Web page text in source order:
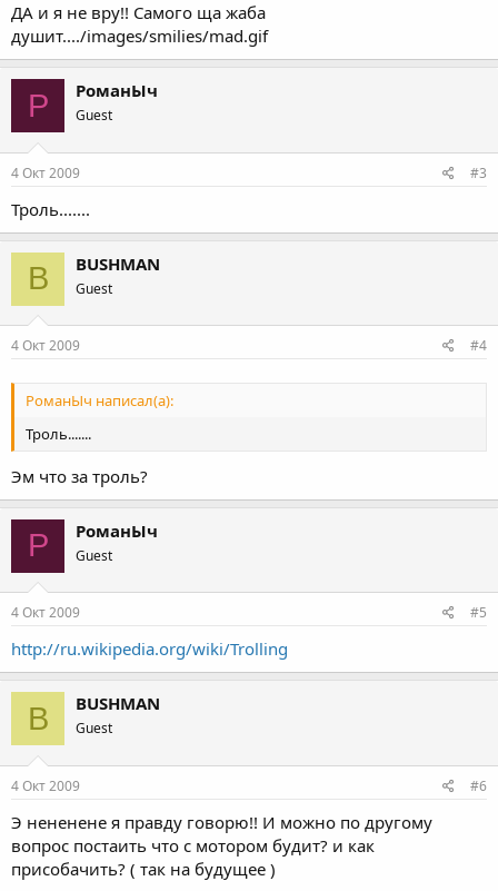
ДА и я не вру!! Самого ща жаба
душит..../images/smilies/mad.gif
Р РоманЫч
Guest
4 Окт 2009 #3
Троль.......
B BUSHMAN
Guest
4 Окт 2009 #4
РоманЫч написал(а):
Троль.......
Эм что за троль?
Р РоманЫч
Guest
4 Окт 2009 #5
http://ru.wikipedia.org/wiki/Trolling
B BUSHMAN
Guest
4 Окт 2009 #6
Э нененене я правду говорю!! И можно по другому
вопрос постаить что с мотором будит? и как
присобачить? ( так на будущее )